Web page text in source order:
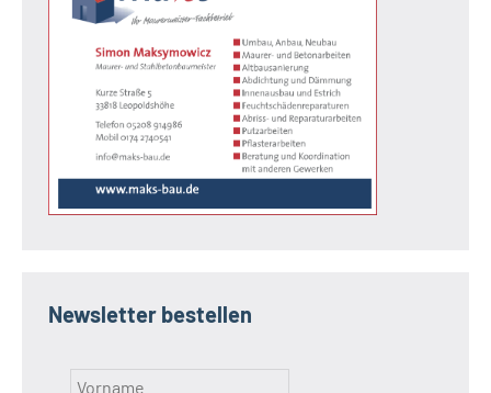
Newsletter bestellen